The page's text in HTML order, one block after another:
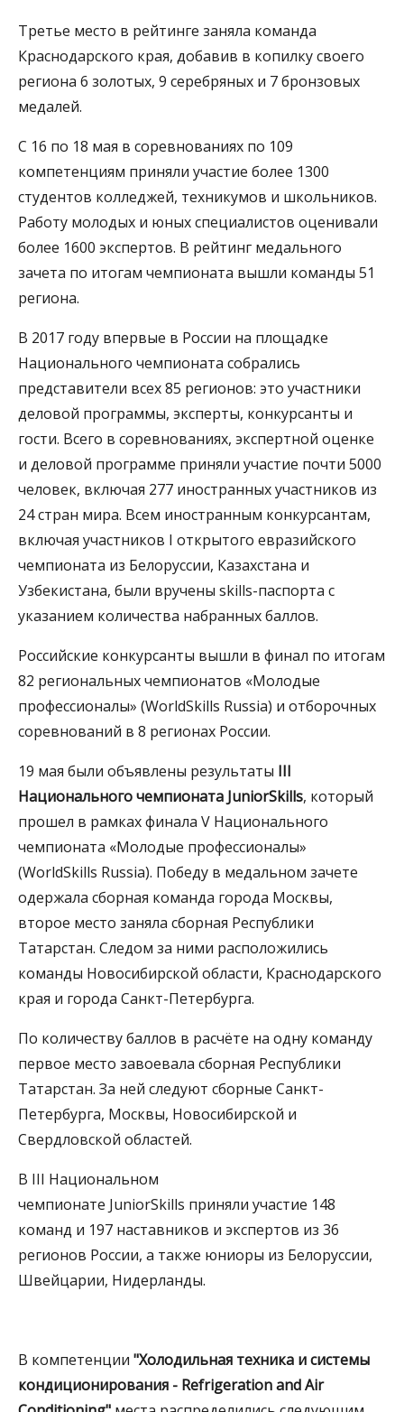
Третье место в рейтинге заняла команда
Краснодарского края, добавив в копилку своего
региона 6 золотых, 9 серебряных и 7 бронзовых
медалей.
С 16 по 18 мая в соревнованиях по 109
компетенциям приняли участие более 1300
студентов колледжей, техникумов и школьников.
Работу молодых и юных специалистов оценивали
более 1600 экспертов. В рейтинг медального
зачета по итогам чемпионата вышли команды 51
региона.
В 2017 году впервые в России на площадке
Национального чемпионата собрались
представители всех 85 регионов: это участники
деловой программы, эксперты, конкурсанты и
гости. Всего в соревнованиях, экспертной оценке
и деловой программе приняли участие почти 5000
человек, включая 277 иностранных участников из
24 стран мира. Всем иностранным конкурсантам,
включая участников I открытого евразийского
чемпионата из Белоруссии, Казахстана и
Узбекистана, были вручены skills-паспорта с
указанием количества набранных баллов.
Российские конкурсанты вышли в финал по итогам
82 региональных чемпионатов «Молодые
профессионалы» (WorldSkills Russia) и отборочных
соревнований в 8 регионах России.
19 мая были объявлены результаты III
Национального чемпионата JuniorSkills, который
прошел в рамках финала V Национального
чемпионата «Молодые профессионалы»
(WorldSkills Russia). Победу в медальном зачете
одержала сборная команда города Москвы,
второе место заняла сборная Республики
Татарстан. Следом за ними расположились
команды Новосибирской области, Краснодарского
края и города Санкт-Петербурга.
По количеству баллов в расчёте на одну команду
первое место завоевала сборная Республики
Татарстан. За ней следуют сборные Санкт-
Петербурга, Москвы, Новосибирской и
Свердловской областей.
В III Национальном
чемпионате JuniorSkills приняли участие 148
команд и 197 наставников и экспертов из 36
регионов России, а также юниоры из Белоруссии,
Швейцарии, Нидерланды.
В компетенции "Холодильная техника и системы
кондиционирования - Refrigeration and Air